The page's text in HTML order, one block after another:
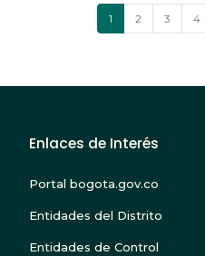
PaginaciónPágina
actual
1 Página
2 Página
3 4
Enlaces de Interés
Portal bogota.gov.co
Entidades del Distrito
Entidades de Control